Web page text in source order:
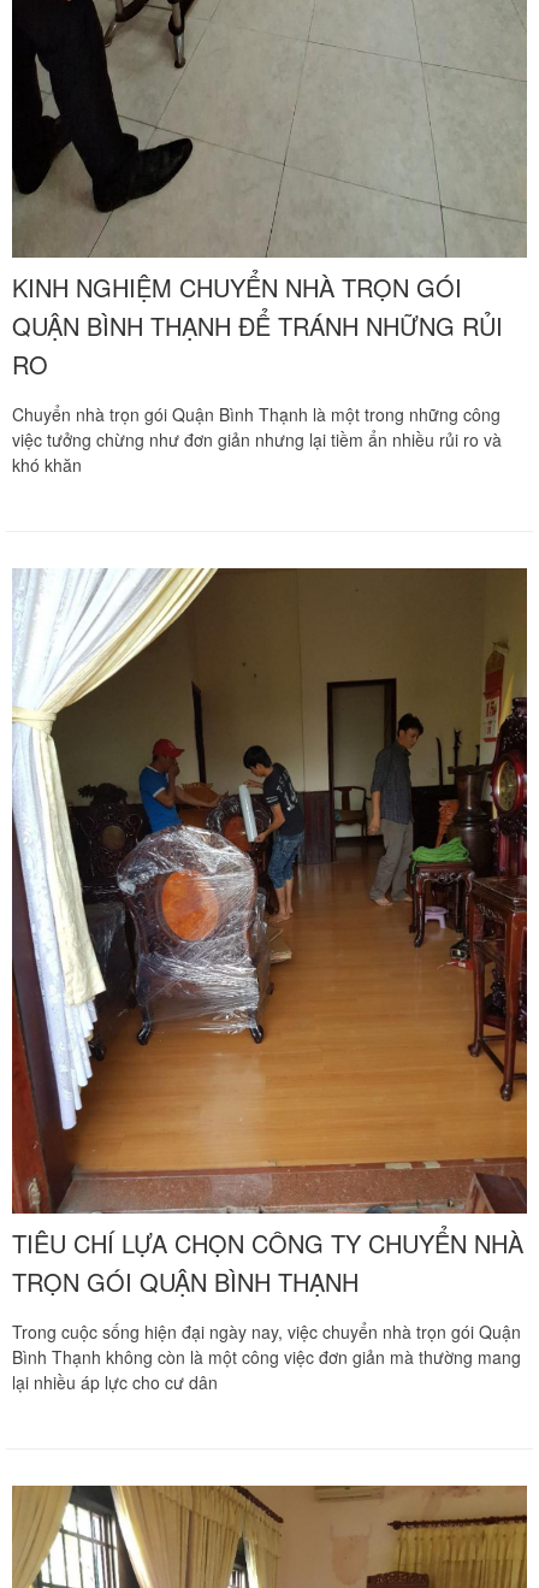
KINH NGHIỆM CHUYỂN NHÀ TRỌN GÓI
QUẬN BÌNH THẠNH ĐỂ TRÁNH NHỮNG RỦI
RO
Chuyển nhà trọn gói Quận Bình Thạnh là một trong những công
việc tưởng chừng như đơn giản nhưng lại tiềm ẩn nhiều rủi ro và
khó khăn
TIÊU CHÍ LỰA CHỌN CÔNG TY CHUYỂN NHÀ
TRỌN GÓI QUẬN BÌNH THẠNH
Trong cuộc sống hiện đại ngày nay, việc chuyển nhà trọn gói Quận
Bình Thạnh không còn là một công việc đơn giản mà thường mang
lại nhiều áp lực cho cư dân